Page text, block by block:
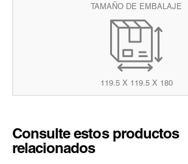
TAMAÑO DE EMBALAJE
119.5 X 119.5 X 180
Consulte estos productos
relacionados